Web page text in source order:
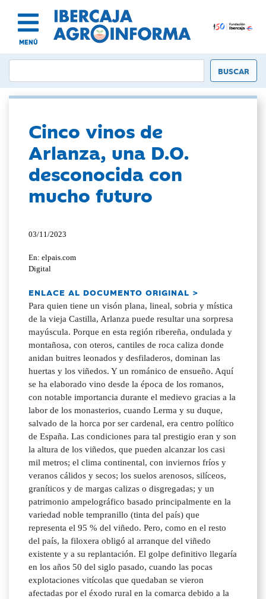
MENÚ
Cinco vinos de
Arlanza, una D.O.
desconocida con
mucho futuro
03/11/2023
En: elpais.com
Digital
ENLACE AL DOCUMENTO ORIGINAL >
Para quien tiene un visón plana, lineal, sobria y mística
de la vieja Castilla, Arlanza puede resultar una sorpresa
mayúscula. Porque en esta región ribereña, ondulada y
montañosa, con oteros, cantiles de roca caliza donde
anidan buitres leonados y desfiladeros, dominan las
huertas y los viñedos. Y un románico de ensueño. Aquí
se ha elaborado vino desde la época de los romanos,
con notable importancia durante el medievo gracias a la
labor de los monasterios, cuando Lerma y su duque,
salvado de la horca por ser cardenal, era centro político
de España. Las condiciones para tal prestigio eran y son
la altura de los viñedos, que pueden alcanzar los casi
mil metros; el clima continental, con inviernos fríos y
veranos cálidos y secos; los suelos arenosos, silíceos,
graníticos y de margas calizas o disgregadas; y un
patrimonio ampelográfico basado principalmente en la
variedad noble tempranillo (tinta del país) que
representa el 95 % del viñedo. Pero, como en el resto
del país, la filoxera obligó al arranque del viñedo
existente y a su replantación. El golpe definitivo llegaría
en los años 50 del siglo pasado, cuando las pocas
explotaciones vitícolas que quedaban se vieron
afectadas por el éxodo rural en la comarca debido a la